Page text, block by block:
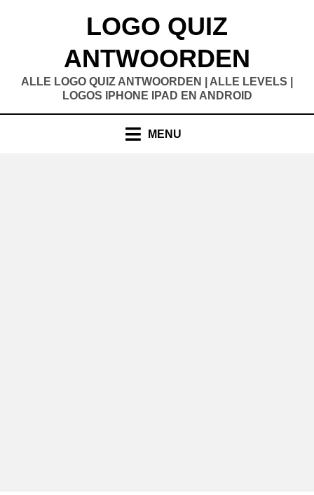
LOGO QUIZ
ANTWOORDEN
ALLE LOGO QUIZ ANTWOORDEN | ALLE LEVELS |
LOGOS IPHONE IPAD EN ANDROID
MENU